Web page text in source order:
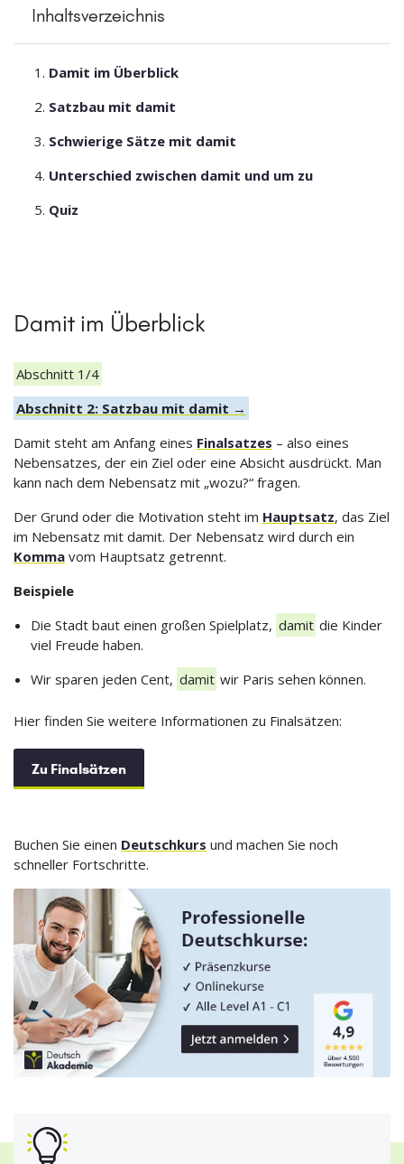
Inhaltsverzeichnis
Damit im Überblick
Satzbau mit damit
Schwierige Sätze mit damit
Unterschied zwischen damit und um zu
Quiz
Damit im Überblick
Abschnitt 1/4
Abschnitt 2: Satzbau mit damit →
Damit steht am Anfang eines Finalsatzes – also eines
Nebensatzes, der ein Ziel oder eine Absicht ausdrückt. Man
kann nach dem Nebensatz mit „wozu?“ fragen.
Der Grund oder die Motivation steht im Hauptsatz, das Ziel
im Nebensatz mit damit. Der Nebensatz wird durch ein
Komma vom Hauptsatz getrennt.
Beispiele
Die Stadt baut einen großen Spielplatz, damit die Kinder
viel Freude haben.
Wir sparen jeden Cent, damit wir Paris sehen können.
Hier finden Sie weitere Informationen zu Finalsätzen:
Zu Finalsätzen
Buchen Sie einen Deutschkurs und machen Sie noch
schneller Fortschritte.